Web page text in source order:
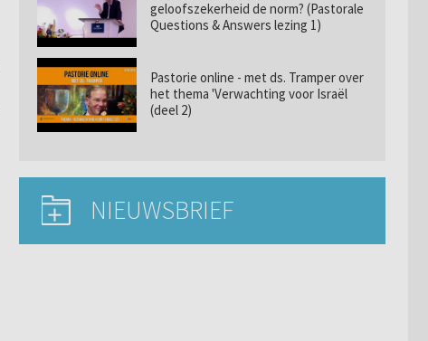
geloofszekerheid de norm? (Pastorale
Questions & Answers lezing 1)
Pastorie online - met ds. Tramper over
het thema 'Verwachting voor Israël
(deel 2)
NIEUWSBRIEF